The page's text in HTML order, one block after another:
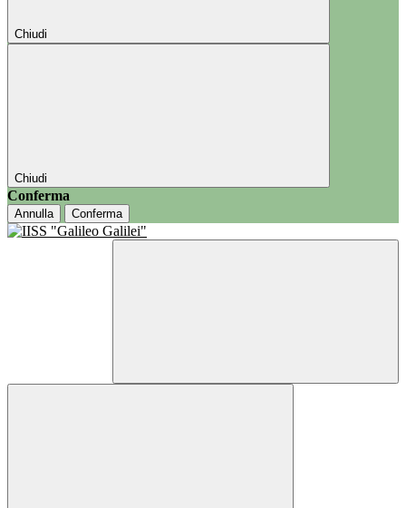
Chiudi
Chiudi
Conferma
Annulla Conferma